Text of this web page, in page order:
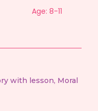
Age: 8-11
with lesson, Moral